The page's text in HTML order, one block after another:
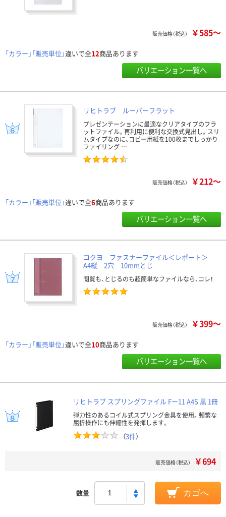
販売価格（税込） ￥585～
「カラー」「販売単位」違いで全12商品あります
バリエーション一覧へ
リヒトラブ ルーパーフラット
プレゼンテーションに最適なクリアタイプのフラ
ットファイル。再利用に便利な交換式見出し。スリ
ムタイプなのに、コピー用紙を100枚までしっかり
ファイリング …
販売価格（税込） ￥212～
「カラー」「販売単位」違いで全6商品あります
バリエーション一覧へ
コクヨ ファスナーファイル＜レポート＞
A4縦 2穴 10mmとじ
閲覧も、とじるのも超簡単なファイルなら、コレ！
販売価格（税込） ￥399～
「カラー」「販売単位」違いで全10商品あります
バリエーション一覧へ
リヒトラブ スプリングファイル Fー11 A4S 黒 1冊
弾力性のあるコイル式スプリング金具を使用。頻繁な
屈折操作にも伸縮性を発揮します。
（3件）
販売価格（税込） ￥694
数量 カゴへ